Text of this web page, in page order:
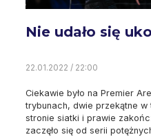
Nie udało się
22.01.2022 / 22:00
Ciekawie było na Premier
trybunach, dwie przekątne
stronie siatki i prawie
zaczęło się od serii